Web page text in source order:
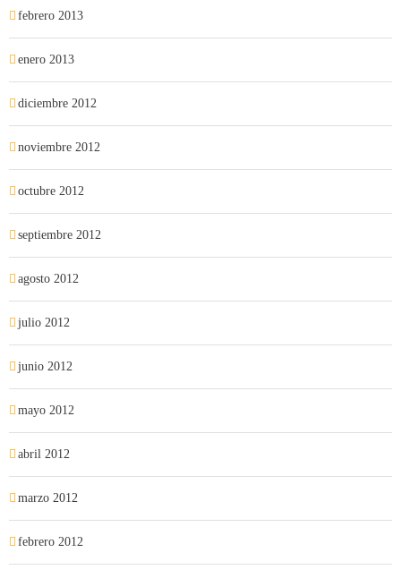
febrero 2013
enero 2013
diciembre 2012
noviembre 2012
octubre 2012
septiembre 2012
agosto 2012
julio 2012
junio 2012
mayo 2012
abril 2012
marzo 2012
febrero 2012